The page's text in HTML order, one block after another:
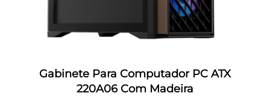
Gabinete Para Computador PC ATX
220A06 Com Madeira